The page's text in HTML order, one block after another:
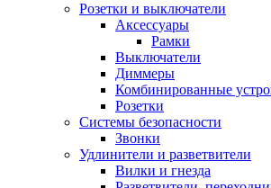
Розетки и выключатели
Аксессуары
Рамки
Выключатели
Диммеры
Комбинированные
Розетки
Системы безопасности
Звонки
Удлинители и разветвители
Вилки и гнезда